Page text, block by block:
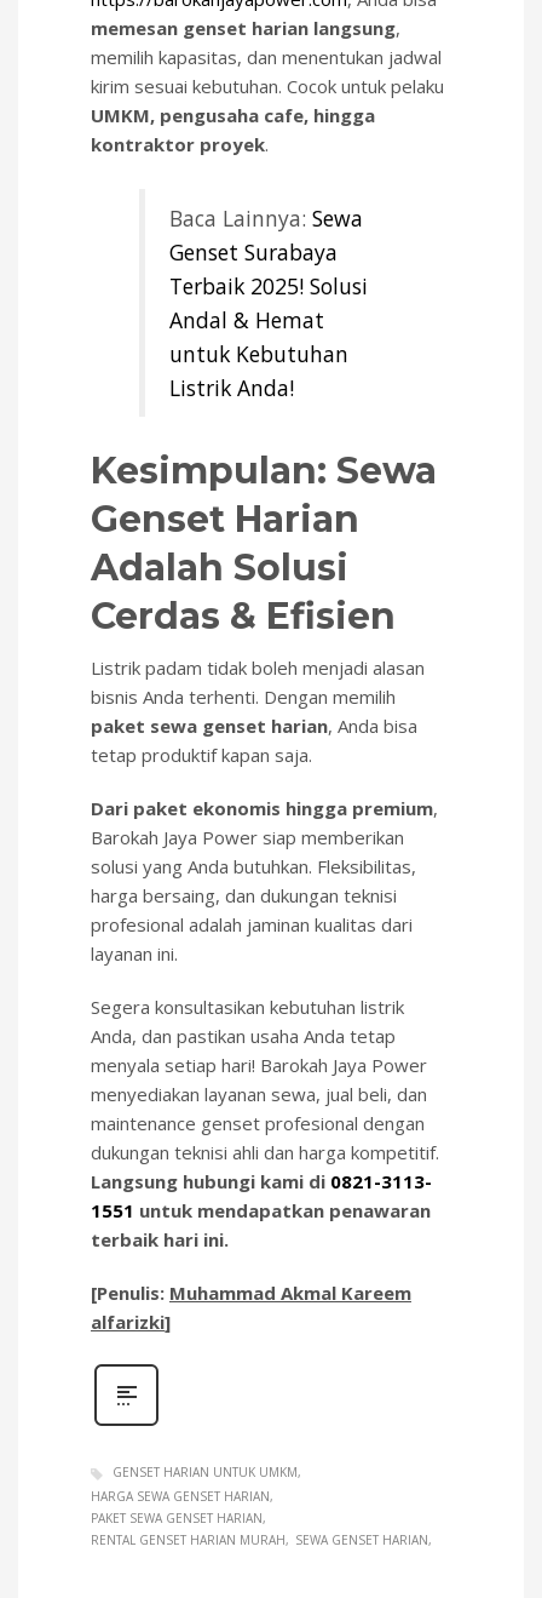
memesan genset harian langsung,
memilih kapasitas, dan menentukan jadwal
kirim sesuai kebutuhan. Cocok untuk pelaku
UMKM, pengusaha cafe, hingga
kontraktor proyek.
Baca Lainnya: Sewa
Genset Surabaya
Terbaik 2025! Solusi
Andal & Hemat
untuk Kebutuhan
Listrik Anda!
Kesimpulan: Sewa
Genset Harian
Adalah Solusi
Cerdas & Efisien
Listrik padam tidak boleh menjadi alasan
bisnis Anda terhenti. Dengan memilih
paket sewa genset harian, Anda bisa
tetap produktif kapan saja.
Dari paket ekonomis hingga premium,
Barokah Jaya Power siap memberikan
solusi yang Anda butuhkan. Fleksibilitas,
harga bersaing, dan dukungan teknisi
profesional adalah jaminan kualitas dari
layanan ini.
Segera konsultasikan kebutuhan listrik
Anda, dan pastikan usaha Anda tetap
menyala setiap hari! Barokah Jaya Power
menyediakan layanan sewa, jual beli, dan
maintenance genset profesional dengan
dukungan teknisi ahli dan harga kompetitif.
Langsung hubungi kami di 0821-3113-
1551 untuk mendapatkan penawaran
terbaik hari ini.
[Penulis: Muhammad Akmal Kareem
alfarizki]
GENSET HARIAN UNTUK UMKM
HARGA SEWA GENSET HARIAN
PAKET SEWA GENSET HARIAN
RENTAL GENSET HARIAN MURAH
SEWA GENSET HARIAN